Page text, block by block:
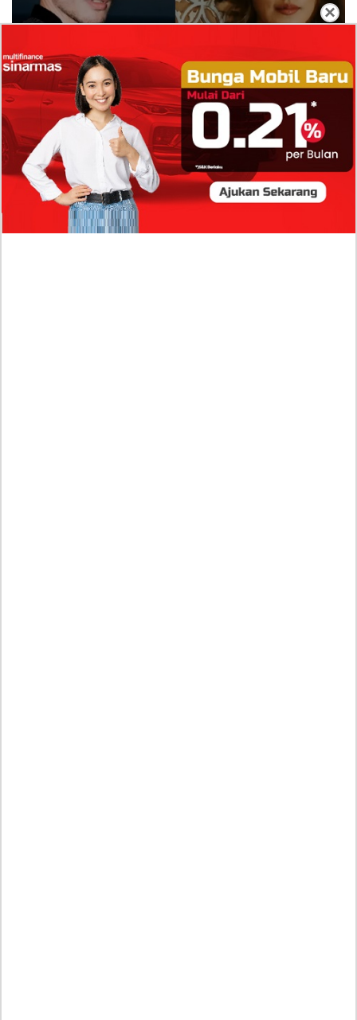
×
Isi Komentar Raisa Andriana di TikTok Mathis
Molinie Terkuak, Diduga jadi Isyarat Go
Publik?
Profil Biodata Mathis Molinié, Chef Prancis Pacar
Baru Raisa Andriana yang Kini Resmi Go Publik?
Sumber Penghasilan Asila Maisa Apa Saja? Dituding
Beli Barang Branded Pakai Uang Ayah yang Jadi
Wabup!